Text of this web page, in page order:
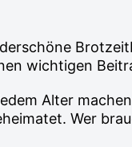
wichtigen
Alter
Wer